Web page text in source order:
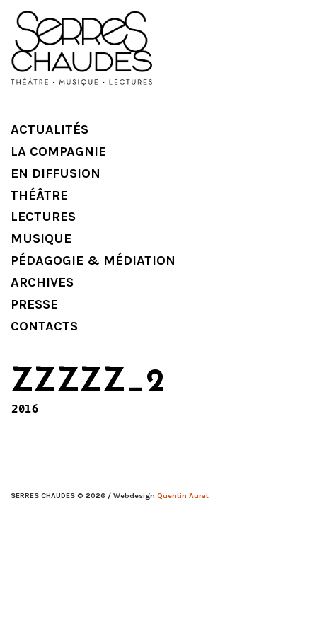
ACTUALITÉS
LA COMPAGNIE
EN DIFFUSION
THÉÂTRE
LECTURES
MUSIQUE
PÉDAGOGIE & MÉDIATION
ARCHIVES
PRESSE
CONTACTS
ZZZZZ_2
2016
SERRES CHAUDES © 2026 / Webdesign Quentin Aurat